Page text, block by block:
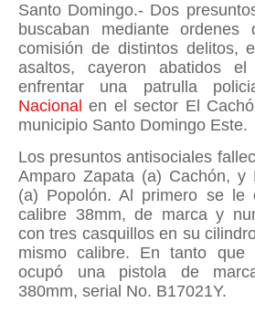
Santo Domingo.- Dos
buscaban mediante
comisión de distintos delitos,
asaltos, cayeron abatidos
enfrentar una patrulla
Nacional en el sector El
municipio Santo Domingo Este.
Los presuntos antisociales
Amparo Zapata (a) Cachón, y
(a) Popolón. Al primero se le
calibre 38mm, de marca y
con tres casquillos en su
mismo calibre. En tanto
ocupó una pistola de
380mm, serial No. B17021Y.